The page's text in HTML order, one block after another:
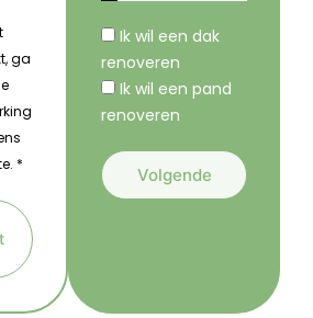
ga
*
Ik wil een dak
renoveren
Ik wil een pand
renoveren
Volgende